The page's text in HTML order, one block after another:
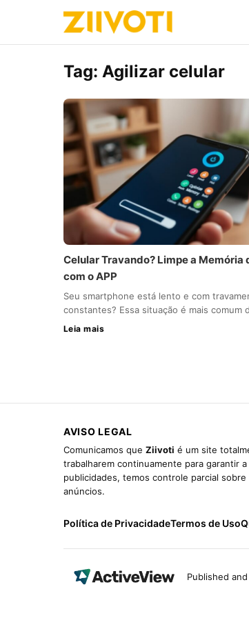
Tag: Agilizar celular
Celular Travando? Limpe a Memória
com o APP
Seu smartphone está lento e com
constantes? Essa situação é mais comum
Leia mais
AVISO LEGAL
Comunicamos que Ziivoti é um site
trabalharem continuamente para garantir
publicidades, temos controle parcial
anúncios.
Política de PrivacidadeTermos de Uso
Published